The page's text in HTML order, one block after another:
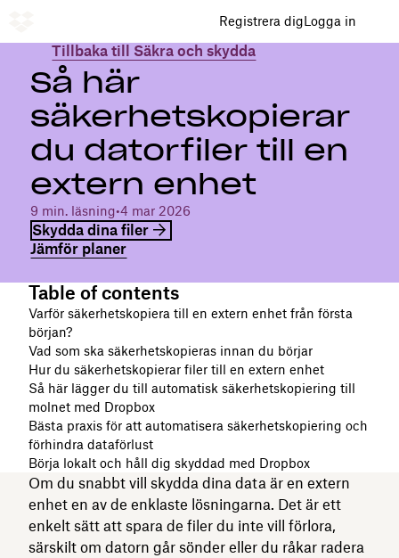
Registrera digLogga in
Tillbaka till Säkra och skydda
Så här
säkerhetskopierar
du datorfiler till en
extern enhet
9 min. läsning•4 mar 2026
Skydda dina filer
Jämför planer
Table of contents
Varför säkerhetskopiera till en extern enhet från första
början?
Vad som ska säkerhetskopieras innan du börjar
Hur du säkerhetskopierar filer till en extern enhet
Så här lägger du till automatisk säkerhetskopiering till
molnet med Dropbox
Bästa praxis för att automatisera säkerhetskopiering och
förhindra dataförlust
Börja lokalt och håll dig skyddad med Dropbox
Om du snabbt vill skydda dina data är en extern
enhet en av de enklaste lösningarna. Det är ett
enkelt sätt att spara de filer du inte vill förlora,
särskilt om datorn går sönder eller du råkar radera